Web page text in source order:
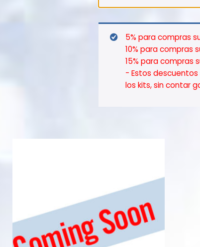
cantidad
5% para compras
10% para compras
15% para compras
- Estos
los kits, sin contar